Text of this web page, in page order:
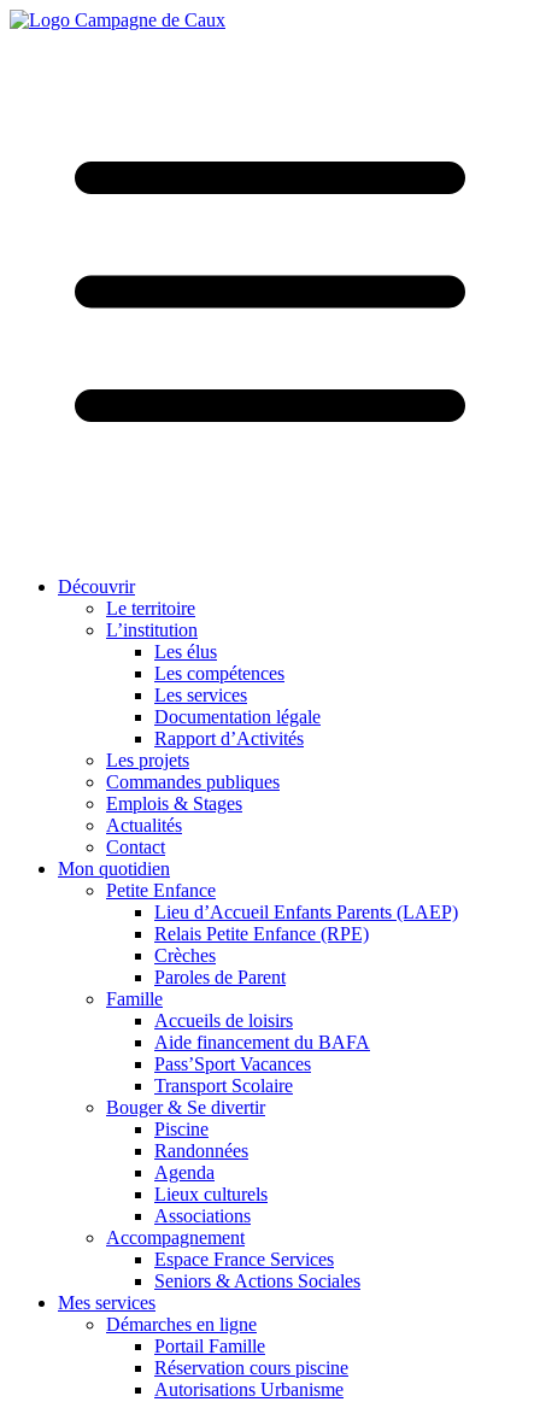
Découvrir
Le territoire
L’institution
Les élus
Les compétences
Les services
Documentation légale
Rapport d’Activités
Les projets
Commandes publiques
Emplois & Stages
Actualités
Contact
Mon quotidien
Petite Enfance
Lieu d’Accueil Enfants Parents (LAEP)
Relais Petite Enfance (RPE)
Crèches
Paroles de Parent
Famille
Accueils de loisirs
Aide financement du BAFA
Pass’Sport Vacances
Transport Scolaire
Bouger & Se divertir
Piscine
Randonnées
Agenda
Lieux culturels
Associations
Accompagnement
Espace France Services
Seniors & Actions Sociales
Mes services
Démarches en ligne
Portail Famille
Réservation cours piscine
Autorisations Urbanisme